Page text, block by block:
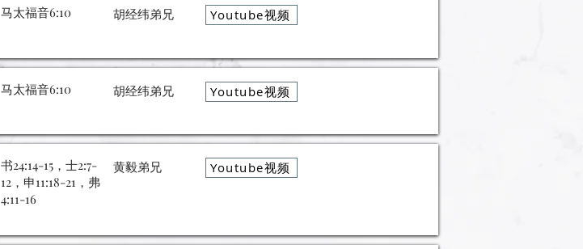
马太福音6:10 胡经纬弟兄 Youtube视频
马太福音6:10 胡经纬弟兄 Youtube视频
书24:14-15，士2:7-
12，申11:18-21，弗
4:11-16
黄毅弟兄 Youtube视频